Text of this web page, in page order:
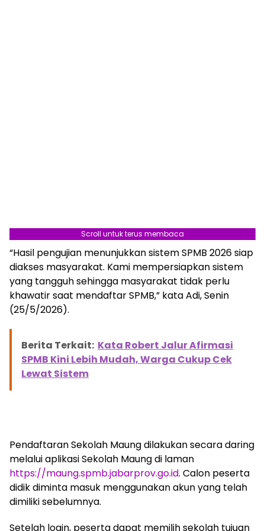
Scroll untuk terus membaca
“Hasil pengujian menunjukkan sistem SPMB 2026 siap
diakses masyarakat. Kami mempersiapkan sistem
yang tangguh sehingga masyarakat tidak perlu
khawatir saat mendaftar SPMB,” kata Adi, Senin
(25/5/2026).
Berita Terkait: Kata Robert Jalur Afirmasi
SPMB Kini Lebih Mudah, Warga Cukup Cek
Lewat Sistem
Pendaftaran Sekolah Maung dilakukan secara daring
melalui aplikasi Sekolah Maung di laman
https://maung.spmb.jabarprov.go.id. Calon peserta
didik diminta masuk menggunakan akun yang telah
dimiliki sebelumnya.
Setelah login, peserta dapat memilih sekolah tujuan